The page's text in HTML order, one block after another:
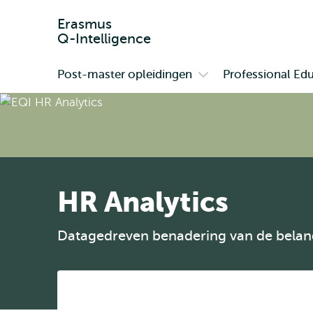
Erasmus
Q-Intelligence
Primair
Post-master opleidingen Professional
HR Analytics
Datagedreven benadering van de